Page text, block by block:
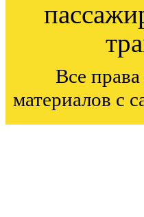
Все
материалов с